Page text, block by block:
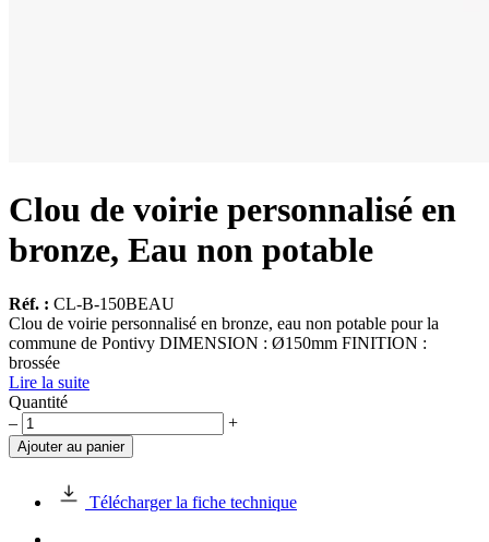
Clou de voirie personnalisé en
bronze, Eau non potable
Réf. : CL-B-150BEAU
Clou de voirie personnalisé en bronze, eau non potable pour la
commune de Pontivy DIMENSION : Ø150mm FINITION :
brossée
Lire la suite
Quantité
quantité
de
Clou
voirie
– +
Ajouter au panier
Télécharger la fiche technique